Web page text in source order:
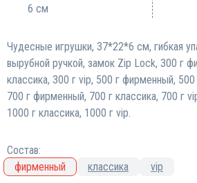
6 см
Чудесные игрушки, 37*22*6 см, гибкая
вырубной ручкой, замок Zip Lock, 300 г
классика, 300 г vip, 500 г фирменный, 500
700 г фирменный, 700 г классика, 700 г
1000 г классика, 1000 г vip.
Состав:
фирменный
классика
vip